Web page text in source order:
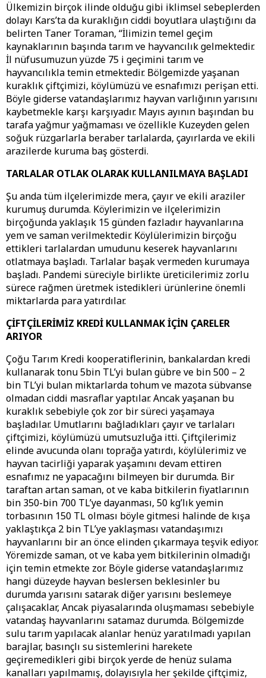
Ülkemizin birçok ilinde olduğu gibi iklimsel sebeplerden
dolayı Kars’ta da kuraklığın ciddi boyutlara ulaştığını da
belirten Taner Toraman, “İlimizin temel geçim
kaynaklarının başında tarım ve hayvancılık gelmektedir.
İl nüfusumuzun yüzde 75 i geçimini tarım ve
hayvancılıkla temin etmektedir. Bölgemizde yaşanan
kuraklık çiftçimizi, köylümüzü ve esnafımızı perişan etti.
Böyle giderse vatandaşlarımız hayvan varlığının yarısını
kaybetmekle karşı karşıyadır. Mayıs ayının başından bu
tarafa yağmur yağmaması ve özellikle Kuzeyden gelen
soğuk rüzgarlarla beraber tarlalarda, çayırlarda ve ekili
arazilerde kuruma baş gösterdi.
TARLALAR OTLAK OLARAK KULLANILMAYA BAŞLADI
Şu anda tüm ilçelerimizde mera, çayır ve ekili araziler
kurumuş durumda. Köylerimizin ve ilçelerimizin
birçoğunda yaklaşık 15 günden fazladır hayvanlarına
yem ve saman verilmektedir. Köylülerimizin birçoğu
ettikleri tarlalardan umudunu keserek hayvanlarını
otlatmaya başladı. Tarlalar başak vermeden kurumaya
başladı. Pandemi süreciyle birlikte üreticilerimiz zorlu
sürece rağmen üretmek istedikleri ürünlerine önemli
miktarlarda para yatırdılar.
ÇİFTÇİLERİMİZ KREDİ KULLANMAK İÇİN ÇARELER
ARIYOR
Çoğu Tarım Kredi kooperatiflerinin, bankalardan kredi
kullanarak tonu 5bin TL’yi bulan gübre ve bin 500 – 2
bin TL’yi bulan miktarlarda tohum ve mazota sübvanse
olmadan ciddi masraflar yaptılar. Ancak yaşanan bu
kuraklık sebebiyle çok zor bir süreci yaşamaya
başladılar. Umutlarını bağladıkları çayır ve tarlaları
çiftçimizi, köylümüzü umutsuzluğa itti. Çiftçilerimiz
elinde avucunda olanı toprağa yatırdı, köylülerimiz ve
hayvan tacirliği yaparak yaşamını devam ettiren
esnafımız ne yapacağını bilmeyen bir durumda. Bir
taraftan artan saman, ot ve kaba bitkilerin fiyatlarının
bin 350-bin 700 TL’ye dayanması, 50 kg’lık yemin
torbasının 150 TL olması böyle gitmesi halinde de kışa
yaklaştıkça 2 bin TL’ye yaklaşması vatandaşımızı
hayvanlarını bir an önce elinden çıkarmaya teşvik ediyor.
Yöremizde saman, ot ve kaba yem bitkilerinin olmadığı
için temin etmekte zor. Böyle giderse vatandaşlarımız
hangi düzeyde hayvan beslersen beklesinler bu
durumda yarısını satarak diğer yarısını beslemeye
çalışacaklar, Ancak piyasalarında oluşmaması sebebiyle
vatandaş hayvanlarını satamaz durumda. Bölgemizde
sulu tarım yapılacak alanlar henüz yaratılmadı yapılan
barajlar, basınçlı su sistemlerini harekete
geçiremedikleri gibi birçok yerde de henüz sulama
kanalları yapılmamış, dolayısıyla her şekilde çiftçimiz,